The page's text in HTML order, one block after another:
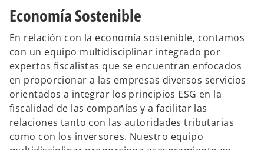
Economía Sostenible
En relación con la economía sostenible, contamos
con un equipo multidisciplinar integrado por
expertos fiscalistas que se encuentran enfocados
en proporcionar a las empresas diversos servicios
orientados a integrar los principios ESG en la
fiscalidad de las compañías y a facilitar las
relaciones tanto con las autoridades tributarias
como con los inversores. Nuestro equipo